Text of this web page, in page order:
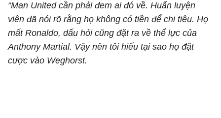
“Man United cần phải đem ai đó về. Huấn luyện
viên đã nói rõ rằng họ không có tiền để chi tiêu. Họ
mất Ronaldo, dấu hỏi cũng đặt ra về thể lực của
Anthony Martial. Vậy nên tôi hiểu tại sao họ đặt
cược vào Weghorst.